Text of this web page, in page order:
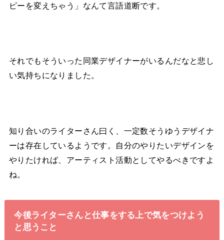
ピーを変えちゃう」なんて言語道断です。
それでもそういった同業デザイナーがいるんだなと悲し
い気持ちになりました。
知り合いのライターさん曰く、一定数そうゆうデザイナ
ーは存在しているようです。自分のやりたいデザインを
やりたければ、アーティスト活動としてやるべきですよ
ね。
今後ライターさんと仕事をする上で気をつけよう
と思うこと